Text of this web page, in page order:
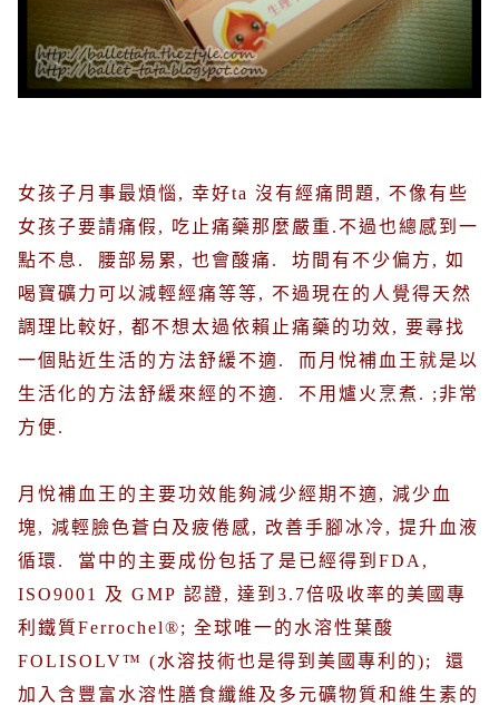
女孩子月事最煩惱 , 幸好ta 沒有經痛問題 , 不像有些
女孩子要請痛假 , 吃止痛藥那麼嚴重. 不過也總感到一
點不息 . 腰部易累 , 也會酸痛. 坊間有不少偏方 , 如
喝寶礦力可以減輕經痛等等, 不過現在的人覺得天然
調理比較好, 都不想太過依賴止痛藥的功效, 要尋找
一個貼近生活的方法舒緩不適. 而月悅補血王就是以
生活化的方法舒緩來經的不適. 不用爐火烹煮. ; 非常
方便 .
月悅補血王的主要功效能夠減少經期不適, 減少血
塊, 減輕臉色蒼白及疲倦感, 改善手腳冰冷, 提升血液
循環. 當中的主要成份包括了是已經得到 FDA,
ISO9001 及 GMP 認證, 達到 3.7倍吸收率的美國專
利鐵質Ferrochel®; 全球唯一的水溶性葉酸
FOLISOLV™ (水溶技術也是得到美國專利的); 還
加入含豐富水溶性膳食纖維及多元礦物質和維生素的